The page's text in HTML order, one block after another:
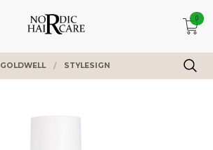
0
GOLDWELL STYLESIGN